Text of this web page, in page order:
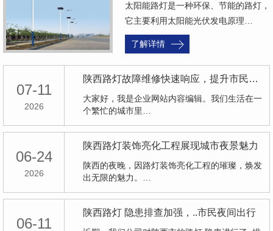
太阳能路灯是一种环保、节能的路灯，
它主要利用太阳能光伏发电原理…
了解详情
07-11
2026
陕西路灯故障维修快速响应，提升市民生活便利性
大家好，我是企业网站内容编辑。我们生活在一
个繁忙的城市里…
06-24
2026
陕西路灯装饰亮化工程展现城市夜景魅力
陕西的夜晚，因路灯装饰亮化工程的璀璨，焕发
出无限的魅力。…
06-11
陕西路灯 隐患排查加强，..市民夜间出行